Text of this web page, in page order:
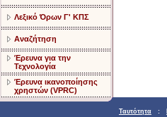
Λεξικό Όρων Γ' ΚΠΣ
Αναζήτηση
Έρευνα για την
Τεχνολογία
Έρευνα ικανοποίησης
χρηστών (VPRC)
Ταυτότητα :